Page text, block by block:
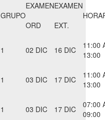
GRUPO
EXAMENEXAMEN
ORD
EXT.
1 02 DIC 16 DIC
11:00
13:00
1 03 DIC 17 DIC
11:00
13:00
1 03 DIC 17 DIC
07:00
09:00